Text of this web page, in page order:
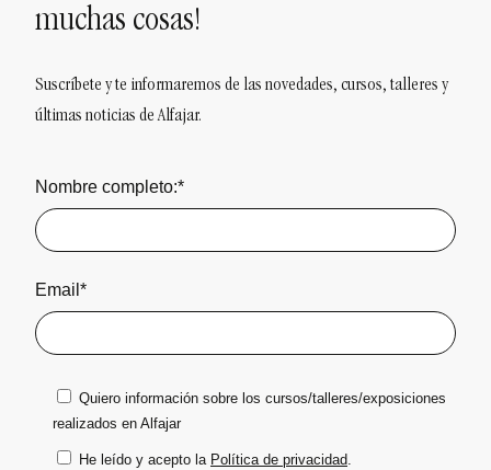
muchas cosas!
Suscríbete y te informaremos de las novedades, cursos, talleres y
últimas noticias de Alfajar.
Nombre completo:*
Email*
Quiero información sobre los cursos/talleres/exposiciones
realizados en Alfajar
He leído y acepto la Política de privacidad